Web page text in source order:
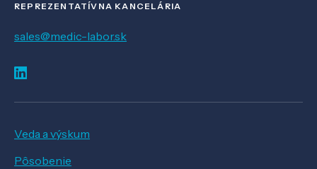
REPREZENTATÍVNA KANCELÁRIA
sales@medic-labor.sk
Veda a výskum
Pôsobenie